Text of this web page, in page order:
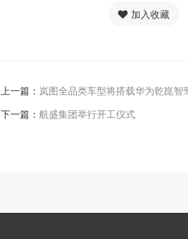
加入收藏
上一篇： 岚图全品类车型将搭载华为乾崑智
下一篇： 航盛集团举行开工仪式